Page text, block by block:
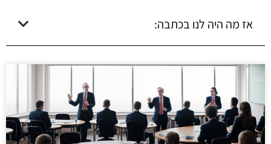
אז מה היה לנו בכתבה: